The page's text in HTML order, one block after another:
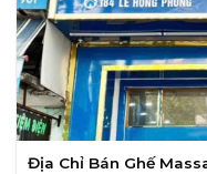
Địa Chỉ Bán Ghế